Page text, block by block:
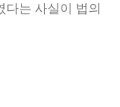
다는 사실이 법의